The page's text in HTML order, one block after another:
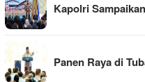
Kapolri
Panen Raya di